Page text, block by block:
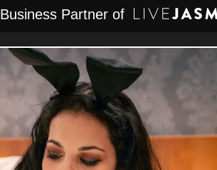
Business Partner of